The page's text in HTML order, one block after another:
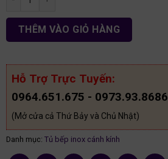
THÊM VÀO GIỎ HÀNG
Hỗ Trợ Trực Tuyến:
0964.651.675 - 0973.93.8686
(Mở cửa cả Thứ Bảy và Chủ Nhật)
Danh mục: Tủ bếp inox cánh kính